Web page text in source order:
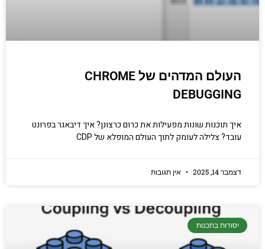
העולם המדהים של CHROME
DEBUGGING
איך תוכנות שונות מפעילות את כרום כרצונן? איך דיבאגר בפרונט
עובד? צלילה לעומק לתוך העולם המופלא של CDP
דצמבר 14, 2025 אין תגובות
יסודות בתכנות